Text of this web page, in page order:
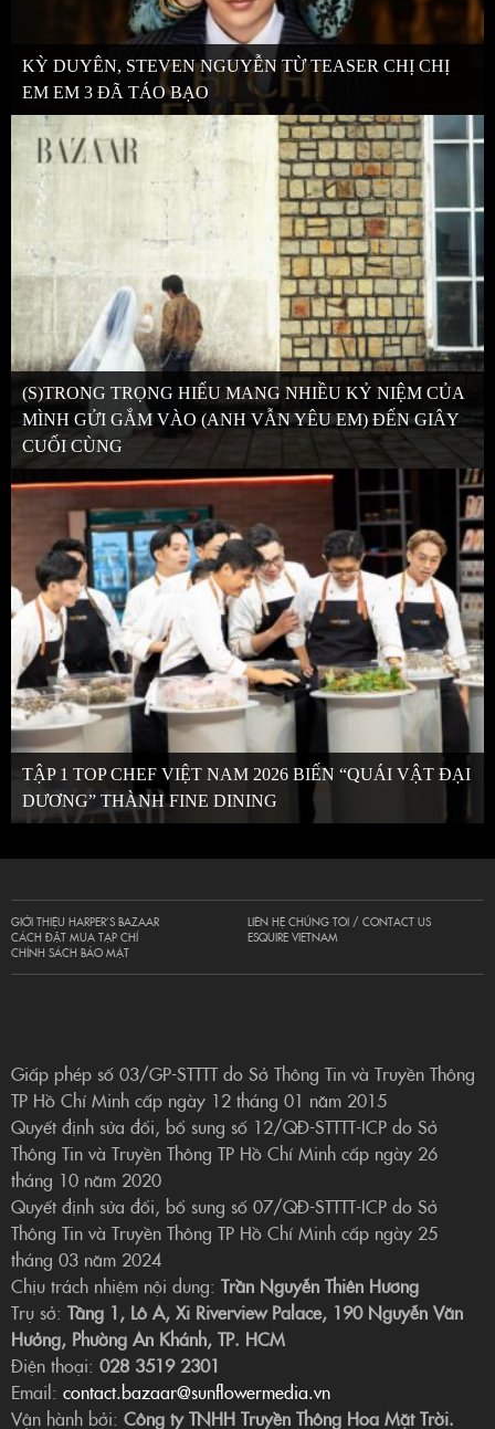
KỲ DUYÊN, STEVEN NGUYỄN TỪ TEASER CHỊ CHỊ
EM EM 3 ĐÃ TÁO BẠO
(S)TRONG TRỌNG HIẾU MANG NHIỀU KỶ NIỆM CỦA
MÌNH GỬI GẮM VÀO (ANH VẪN YÊU EM) ĐẾN GIÂY
CUỐI CÙNG
TẬP 1 TOP CHEF VIỆT NAM 2026 BIẾN “QUÁI VẬT ĐẠI
DƯƠNG” THÀNH FINE DINING
GIỚI THIỆU HARPER’S BAZAAR
CÁCH ĐẶT MUA TẠP CHÍ
CHÍNH SÁCH BẢO MẬT
LIÊN HỆ CHÚNG TÔI / CONTACT US
ESQUIRE VIETNAM
Giấp phép số 03/GP-STTTT do Sở Thông Tin và Truyền Thông
TP Hồ Chí Minh cấp ngày 12 tháng 01 năm 2015
Quyết định sửa đổi, bổ sung số 12/QĐ-STTTT-ICP do Sở
Thông Tin và Truyền Thông TP Hồ Chí Minh cấp ngày 26
tháng 10 năm 2020
Quyết định sửa đổi, bổ sung số 07/QĐ-STTTT-ICP do Sở
Thông Tin và Truyền Thông TP Hồ Chí Minh cấp ngày 25
tháng 03 năm 2024
Chịu trách nhiệm nội dung: Trần Nguyễn Thiên Hương
Trụ sở: Tầng 1, Lô A, Xi Riverview Palace, 190 Nguyễn Văn
Hưởng, Phường An Khánh, TP. HCM
Điện thoại: 028 3519 2301
Email: contact.bazaar@sunflowermedia.vn
Vận hành bởi: Công ty TNHH Truyền Thông Hoa Mặt Trời.